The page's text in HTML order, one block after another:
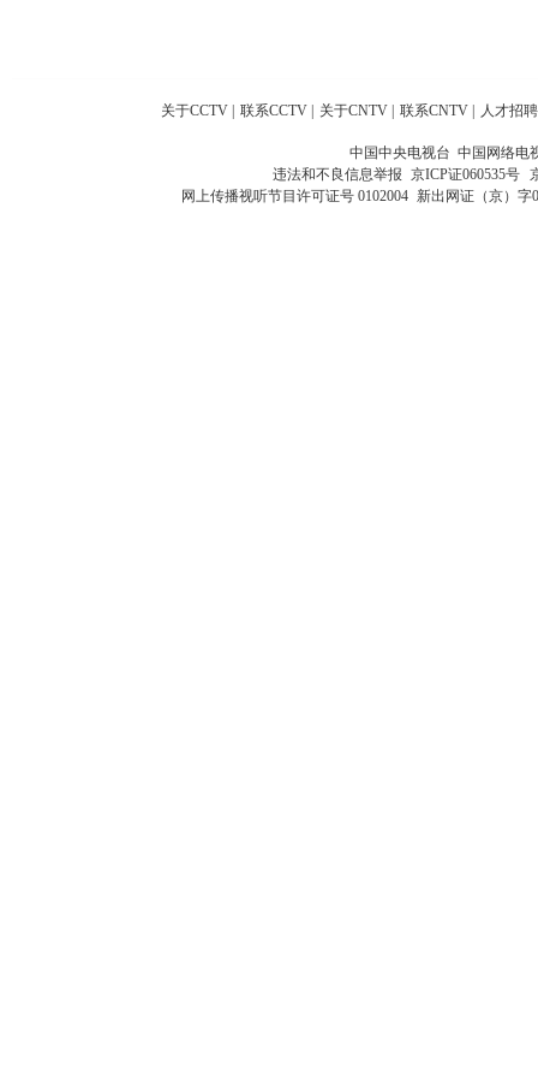
关于CCTV | 联系CCTV | 关于CNTV | 联系CNTV | 人才招聘
中国中央电视台 中国网络电
违法和不良信息举报 京ICP证060535号
网上传播视听节目许可证号 0102004 新出网证（京）